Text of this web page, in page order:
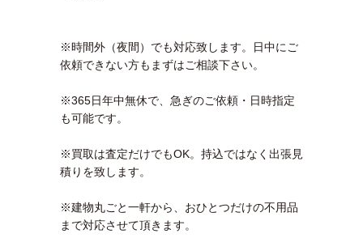
※時間外（夜間）でも対応致します。日中にご
依頼できない方もまずはご相談下さい。
※365日年中無休で、急ぎのご依頼・日時指定
も可能です。
※買取は査定だけでもOK。持込ではなく出張見
積りを致します。
※建物丸ごと一軒から、おひとつだけの不用品
まで対応させて頂きます。